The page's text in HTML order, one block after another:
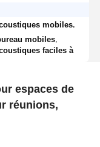
mobiles
mobiles
faciles à
espaces de
réunions,